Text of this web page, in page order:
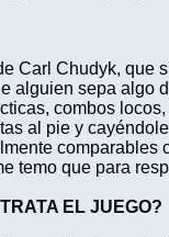
Carl Chudyk,
alguien sepa
combos
al pie y
temo que para
EL JUEGO?